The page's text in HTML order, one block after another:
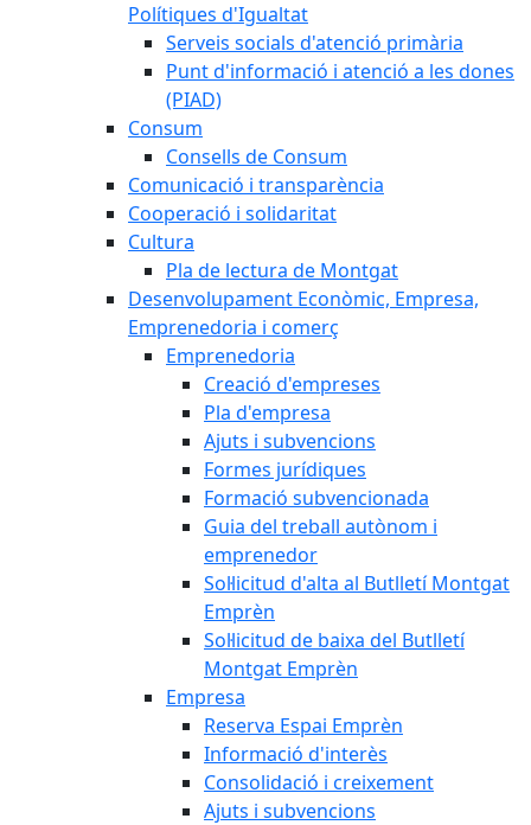
Polítiques d'Igualtat
Serveis socials d'atenció primària
Punt d'informació i atenció a les dones
(PIAD)
Consum
Consells de Consum
Comunicació i transparència
Cooperació i solidaritat
Cultura
Pla de lectura de Montgat
Desenvolupament Econòmic, Empresa,
Emprenedoria i comerç
Emprenedoria
Creació d'empreses
Pla d'empresa
Ajuts i subvencions
Formes jurídiques
Formació subvencionada
Guia del treball autònom i
emprenedor
Sol·licitud d'alta al Butlletí Montgat
Emprèn
Sol·licitud de baixa del Butlletí
Montgat Emprèn
Empresa
Reserva Espai Emprèn
Informació d'interès
Consolidació i creixement
Ajuts i subvencions